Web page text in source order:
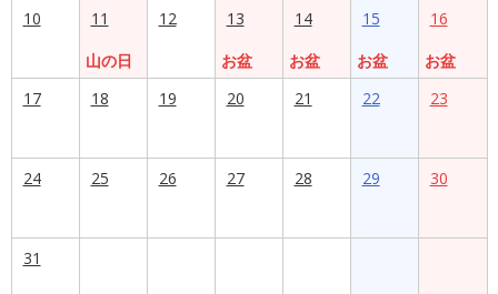
10
11
山の日
12
13
お盆
14
お盆
15
お盆
16
お盆
17
18 19 20 21 22 23
24 25 26 27 28 29 30
31